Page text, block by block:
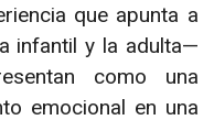
que apunta a
infantil y la adulta—
como una
emocional en una